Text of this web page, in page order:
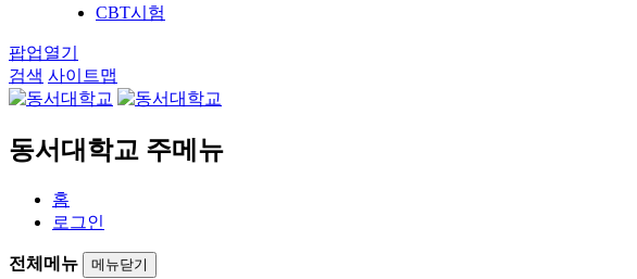
CBT시험
팝업열기
검색 사이트맵
동서대학교 주메뉴
홈
로그인
전체메뉴 메뉴닫기